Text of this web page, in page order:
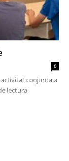
0
activitat conjunta a
lectura